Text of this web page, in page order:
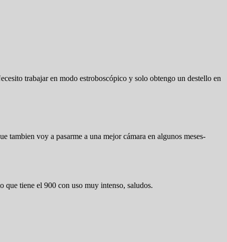
trabajar en modo estroboscópico y solo obtengo un destello en
tambien voy a pasarme a una mejor cámara en algunos meses-
que tiene el 900 con uso muy intenso, saludos.